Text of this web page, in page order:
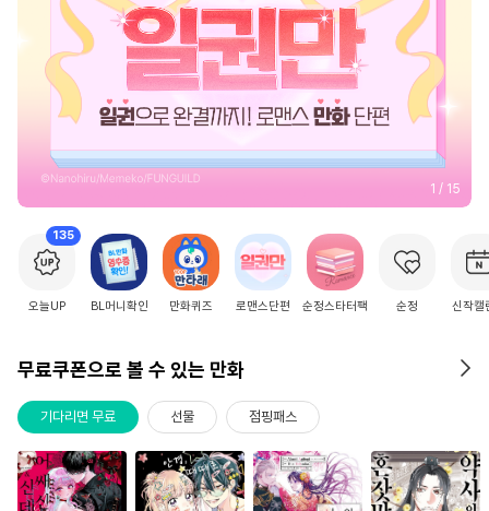
2 / 15
135
오늘UP BL머니확인 만화퀴즈 로맨스단편 순정스타터팩 순정 신작캘
무료쿠폰으로 볼 수 있는 만화
기다리면 무료 선물 점핑패스